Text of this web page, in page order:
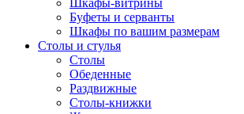
Шкафы-витрины
Буфеты и серванты
Шкафы по вашим размерам
Столы и стулья
Столы
Обеденные
Раздвижные
Столы-книжки